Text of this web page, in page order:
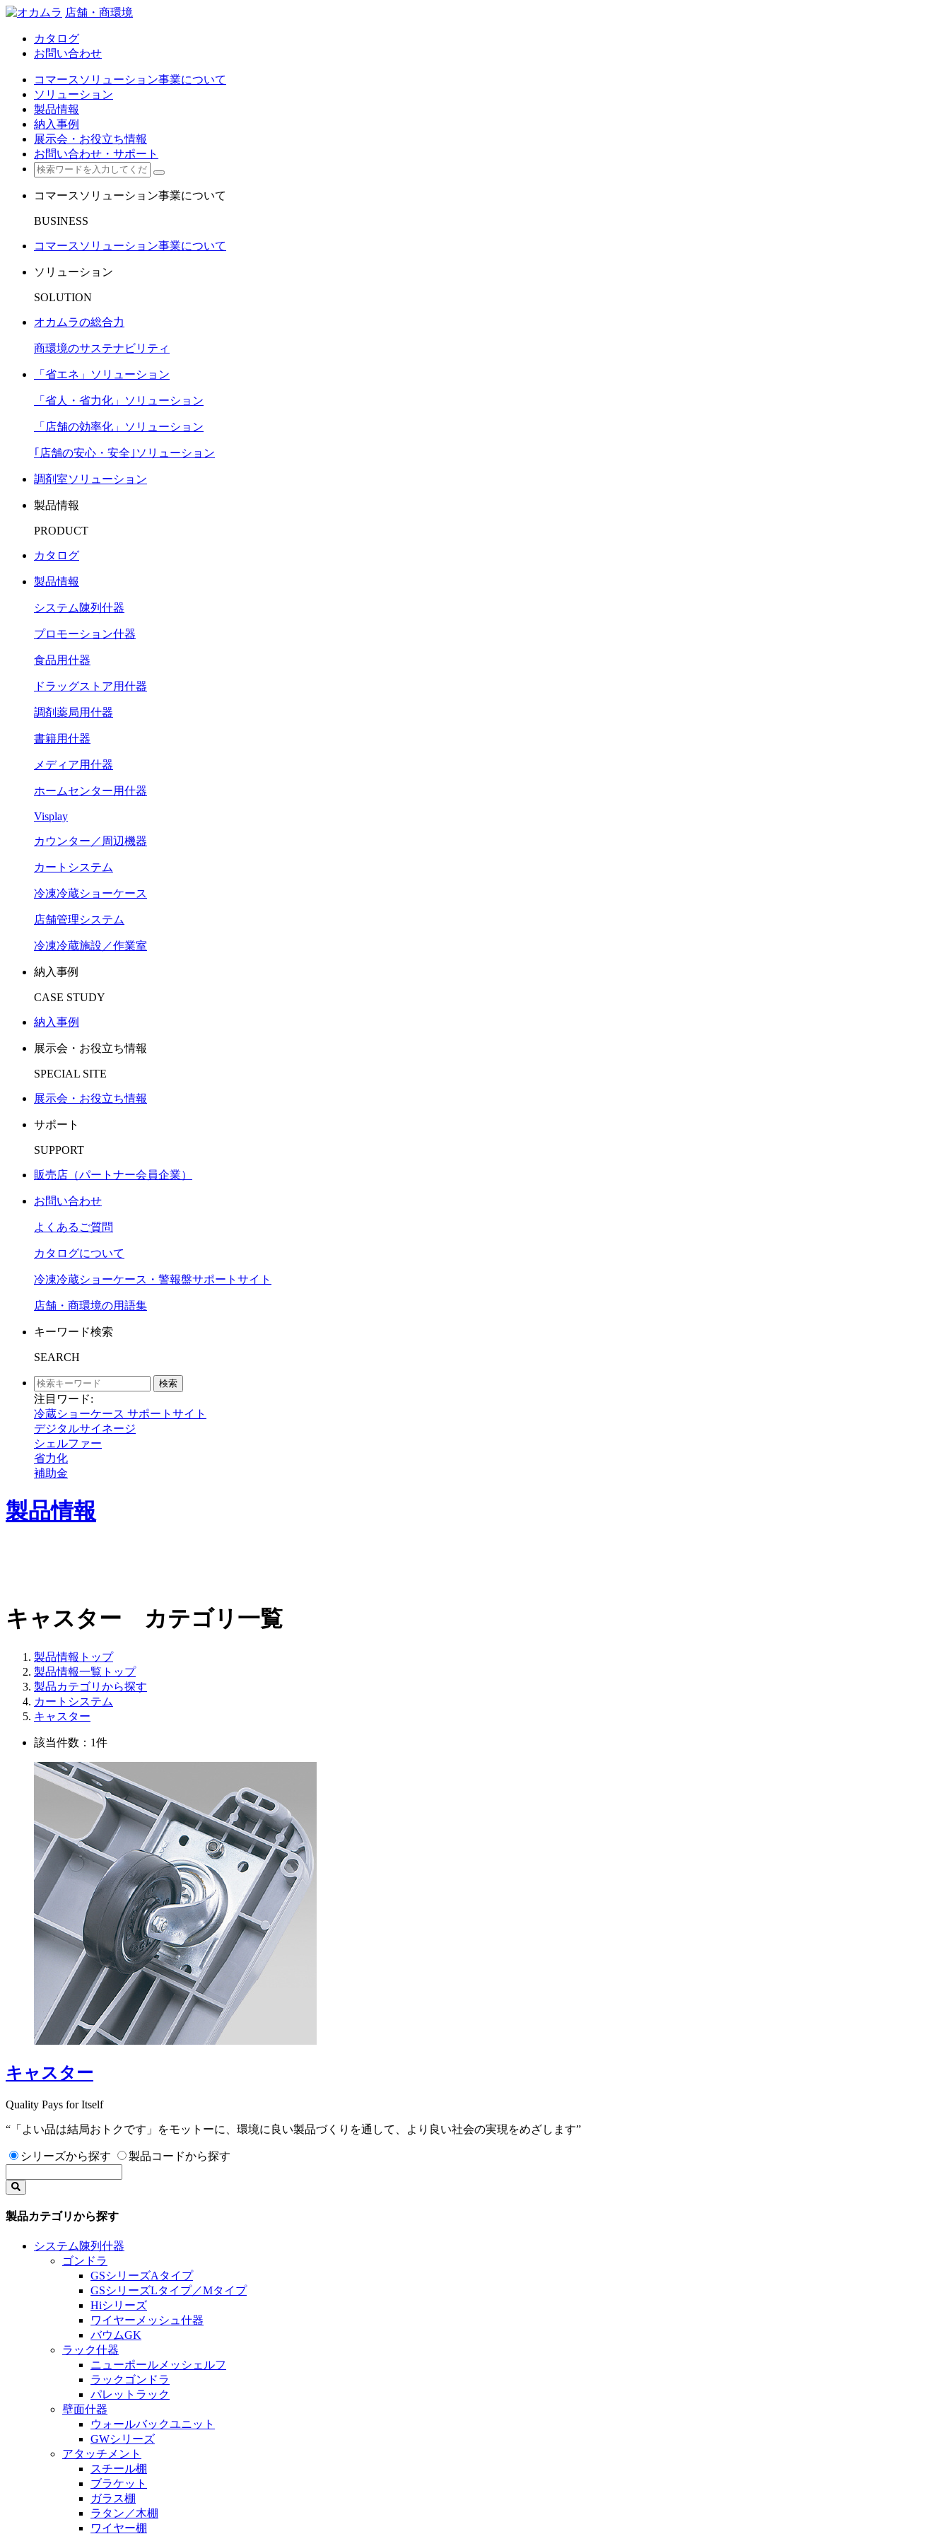
店舗・商環境
カタログ
お問い合わせ
コマースソリューション事業について
ソリューション
製品情報
納入事例
展示会・お役立ち情報
お問い合わせ・サポート
コマースソリューション事業について
BUSINESS
コマースソリューション事業について
ソリューション
SOLUTION
オカムラの総合力
商環境のサステナビリティ
「省エネ」ソリューション
「省人・省力化」ソリューション
「店舗の効率化」ソリューション
｢店舗の安心・安全｣ソリューション
調剤室ソリューション
製品情報
PRODUCT
カタログ
製品情報
システム陳列什器
プロモーション什器
食品用什器
ドラッグストア用什器
調剤薬局用什器
書籍用什器
メディア用什器
ホームセンター用什器
Visplay
カウンター／周辺機器
カートシステム
冷凍冷蔵ショーケース
店舗管理システム
冷凍冷蔵施設／作業室
納入事例
CASE STUDY
納入事例
展示会・お役立ち情報
SPECIAL SITE
展示会・お役立ち情報
サポート
SUPPORT
販売店（パートナー会員企業）
お問い合わせ
よくあるご質問
カタログについて
冷凍冷蔵ショーケース・警報盤サポートサイト
店舗・商環境の用語集
キーワード検索
SEARCH
検索
注目ワード:
冷蔵ショーケース サポートサイト
デジタルサイネージ
シェルファー
省力化
補助金
製品情報
キャスター カテゴリ一覧
製品情報トップ
製品情報一覧トップ
製品カテゴリから探す
カートシステム
キャスター
該当件数：1件
キャスター
Quality Pays for Itself
“「よい品は結局おトクです」をモットーに、環境に良い製品づくりを通して、より良い社会の実現をめざします”
シリーズから探す 製品コードから探す
製品カテゴリから探す
システム陳列什器
ゴンドラ
GSシリーズAタイプ
GSシリーズLタイプ／Mタイプ
Hiシリーズ
ワイヤーメッシュ什器
バウムGK
ラック什器
ニューポールメッシェルフ
ラックゴンドラ
パレットラック
壁面什器
ウォールバックユニット
GWシリーズ
アタッチメント
スチール棚
ブラケット
ガラス棚
ラタン／木棚
ワイヤー棚